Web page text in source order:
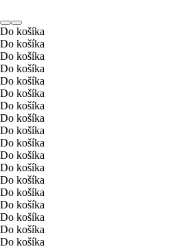
Do košíka
Do košíka
Do košíka
Do košíka
Do košíka
Do košíka
Do košíka
Do košíka
Do košíka
Do košíka
Do košíka
Do košíka
Do košíka
Do košíka
Do košíka
Do košíka
Do košíka
Do košíka